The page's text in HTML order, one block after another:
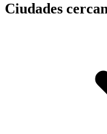
Ciudades